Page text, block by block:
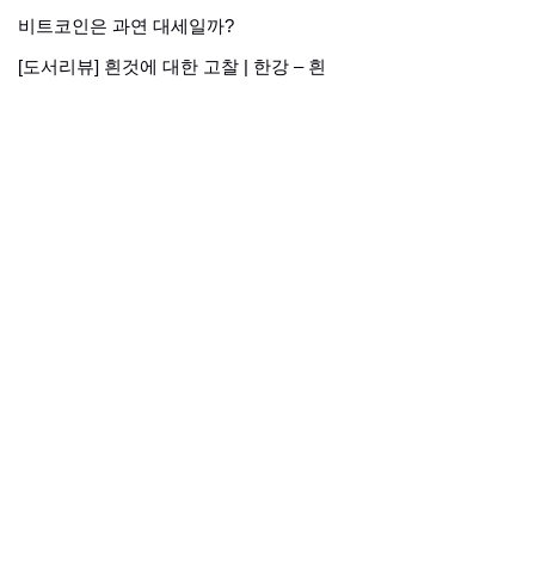
비트코인은 과연 대세일까?
[도서리뷰] 흰것에 대한 고찰 | 한강 – 흰